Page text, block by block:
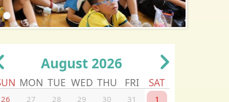
August 2026
MON TUE WED THU FRI SAT
26 27 28 29 30 31 1